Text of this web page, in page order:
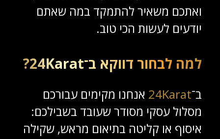
ואתכם משאיר להתמקד במה שאתם
יודעים לעשות הכי טוב.
למה לבחור דווקא ב־24Karat?
ב־24Karat אנחנו מקימים עבורכם
מסלול עסקי מסודר שעובד בשבילכם:
איסוף או קליטה בתיאום מראש, שקילה